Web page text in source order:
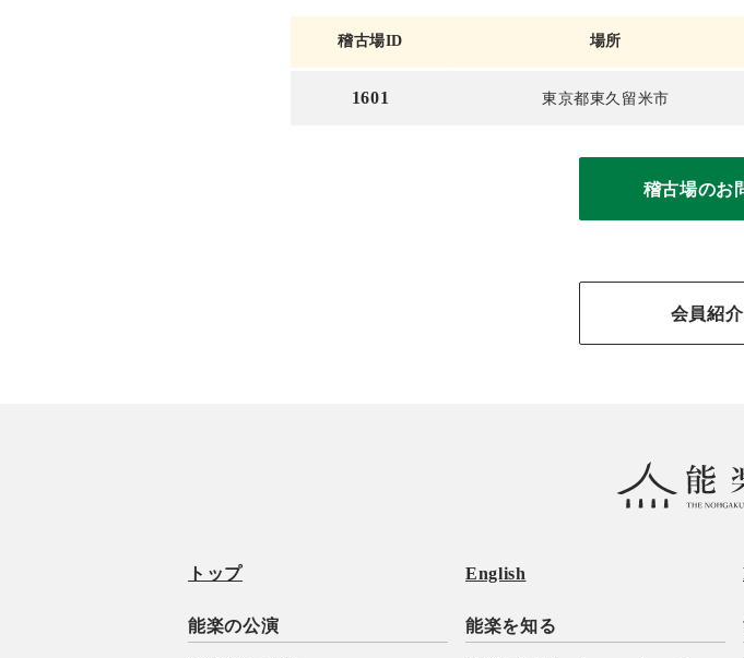
稽古場ID 場所
1601 東京都東久留米市
稽古場のお
会員紹
トップ English
能楽の公演 能楽を知る